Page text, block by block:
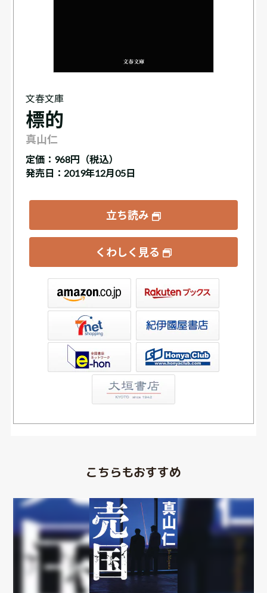
文春文庫
標的
真山仁
定価： 968円（税込）
発売日：2019年12月05日
立ち読み
くわしく見る
書店ウェブストア
こちらもおすすめ